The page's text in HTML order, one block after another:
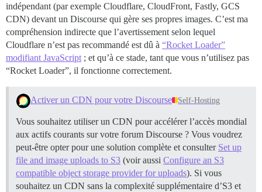
indépendant (par exemple Cloudflare, CloudFront, Fastly, GCS
CDN) devant un Discourse qui gère ses propres images. C’est ma
compréhension indirecte que l’avertissement selon lequel
Cloudflare n’est pas recommandé est dû à “Rocket Loader”
modifiant JavaScript ; et qu’à ce stade, tant que vous n’utilisez pas
“Rocket Loader”, il fonctionne correctement.
Activer un CDN pour votre Discourse Self-Hosting
Vous souhaitez utiliser un CDN pour accélérer l’accès mondial
aux actifs courants sur votre forum Discourse ? Vous voudrez
peut-être opter pour une solution complète et consulter Set up
file and image uploads to S3 (voir aussi Configure an S3
compatible object storage provider for uploads). Si vous
souhaitez un CDN sans la complexité supplémentaire d’S3 et